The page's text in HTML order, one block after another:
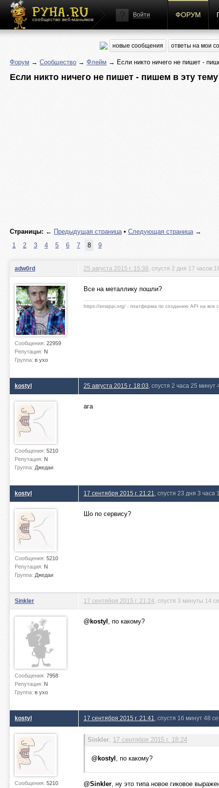
сообщество веб-маньяков
Войти ФОРУМ
новые сообщения ответы на мои
Форум → Сообщество → Флейм → Если никто ничего не пишет -
Если никто ничего не пишет - пишем в эту тему
Страницы: ← Предыдущая страница• Следующая страница→
1
2 3 4 5 6 7 8 9
adw0rd
Сообщения: 22959
Репутация: N
Группа: в ухо
25 августа 2015 г. 15:38 , спустя 2 дня 17 часов
Все на металлику пошли?
https://smappi.org/ - платформа по созданию API на все
kostyl
Сообщения: 5210
Репутация: N
Группа: Джедаи
25 августа 2015 г. 18:03 , спустя 2 часа 25 минут
ага
kostyl
Сообщения: 5210
Репутация: N
Группа: Джедаи
17 сентября 2015 г. 21:21 , спустя 23 дня 3 часа
Шо по сервису?
Sinkler
Сообщения: 7958
Репутация: N
Группа: в ухо
17 сентября 2015 г. 21:24 , спустя 3 минуты 14
@kostyl , по какому?
kostyl
Сообщения: 5210
17 сентября 2015 г. 21:41 , спустя 16 минут 48
Sinkler, 17 сентября 2015 г. 18:24
@kostyl , по какому?
@Sinkler, ну это типа новое гиковое